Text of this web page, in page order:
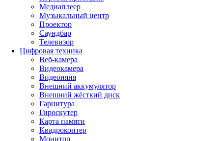
Медиаплеер
Музыкальный центр
Проектор
Саундбар
Телевизор
Цифровая техника
Веб-камера
Видеокамера
Видеоняня
Внешний аккумулятор
Внешний жёсткий диск
Гарнитура
Гироскутер
Карта памяти
Квадрокоптер
Монитор